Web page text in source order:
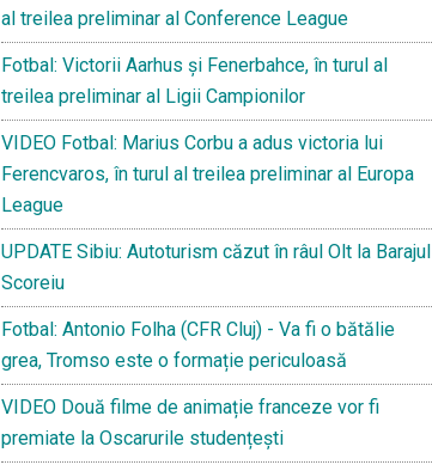
al treilea preliminar al Conference League
Fotbal: Victorii Aarhus și Fenerbahce, în turul al
treilea preliminar al Ligii Campionilor
VIDEO Fotbal: Marius Corbu a adus victoria lui
Ferencvaros, în turul al treilea preliminar al Europa
League
UPDATE Sibiu: Autoturism căzut în râul Olt la Barajul
Scoreiu
Fotbal: Antonio Folha (CFR Cluj) - Va fi o bătălie
grea, Tromso este o formație periculoasă
VIDEO Două filme de animație franceze vor fi
premiate la Oscarurile studențești